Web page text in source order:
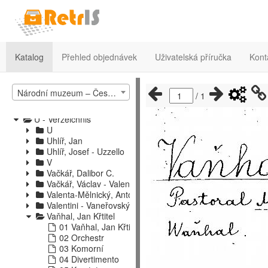
Katalog Přehled objednávek Uživatelská příručka
Národní muzeum – České muzeum hudby – katalog hudebnin 1
Posadovský - Przibil
Přásl - Roslavec
Rösler - Ržesnik
Řáha - Schlier
Schlösser - Simoni
Sinding - Souček
Soukup - Strauss
Strauss - Ščerbačev
Šebalin - Švehla
U - Verzeichnis
U
Uhlíř, Jan
Uhlíř, Josef - Uzzello
V
Vačkář, Dalibor C.
Vačkář, Václav - Valenta, Josef
Valenta-Mělnický, Antonín
Valentini - Vaneřovský
Vaňhal, Jan Křtitel
01 Vaňhal, Jan Křtitel
02 Orchestr
03 Komorní
04 Divertimento
/ 1